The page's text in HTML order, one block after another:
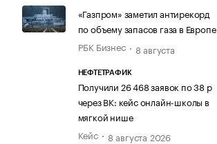
«Газпром» заметил антирекорд
по объему запасов газа в Европе
РБК Бизнес
8 августа
НЕФТЕТРАФИК
Получили 26 468 заявок по 38 р
через ВК: кейс онлайн-школы в
мягкой нише
Кейс
8 августа 2026